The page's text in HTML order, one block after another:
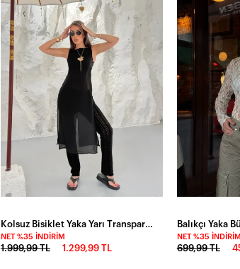
Kolsuz Bisiklet Yaka Yarı Transparan Uzun Modal Tül Tunik Siyah
NET %35 İNDIRIM
1.999,99 TL 1.299,99 TL
NET %35 İNDIRIM
699,99 TL